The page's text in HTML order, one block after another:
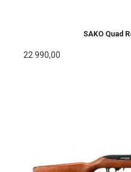
SAKO Quad
22 990,00